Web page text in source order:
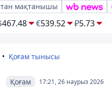
мақтанышы
467.48 €539.52 ₽5.73
Қоғам тынысы
17:21, 26 наурыз 2026
Қоғам